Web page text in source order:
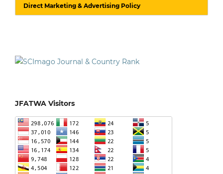
Direct Marketing & Advertising Policy
JFATWA Visitors